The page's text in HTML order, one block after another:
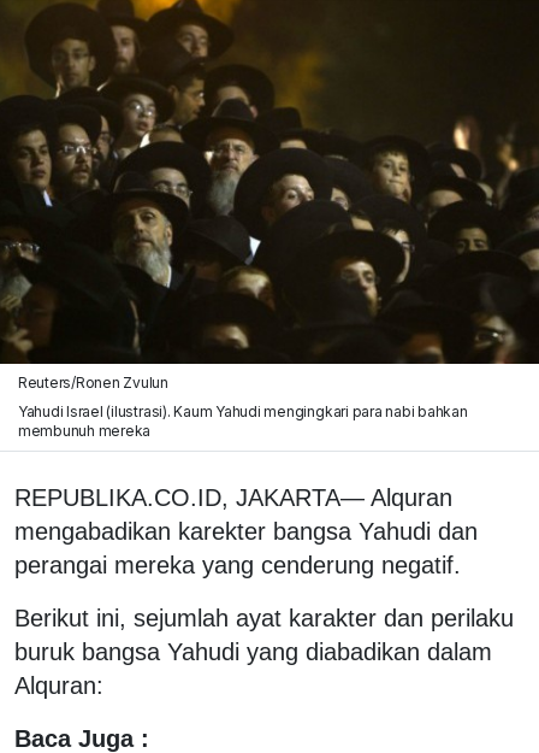
Reuters/Ronen Zvulun
Yahudi Israel (ilustrasi). Kaum Yahudi mengingkari para nabi bahkan
membunuh mereka
REPUBLIKA.CO.ID, JAKARTA— Alquran
mengabadikan karekter bangsa Yahudi dan
perangai mereka yang cenderung negatif.
Berikut ini, sejumlah ayat karakter dan perilaku
buruk bangsa Yahudi yang diabadikan dalam
Alquran:
Baca Juga :